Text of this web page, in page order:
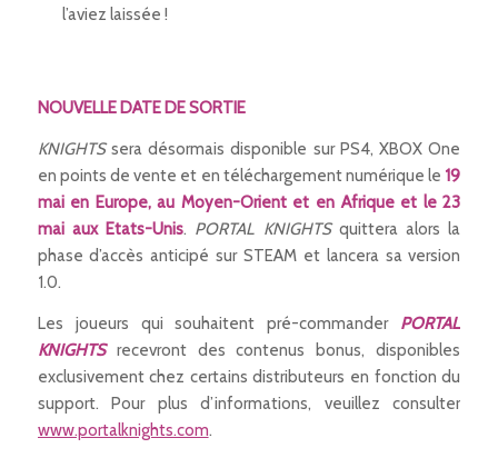
l’aviez laissée !
NOUVELLE DATE DE SORTIE
KNIGHTSsera désormais disponible sur PS4, XBOX One
en points de vente et en téléchargement numérique le 19
mai en Europe, au Moyen-Orient et en Afrique et le 23
mai aux Etats-Unis. PORTAL KNIGHTSquittera alors la
phase d’accès anticipé sur STEAM et lancera sa version
1.0.
Les joueurs qui souhaitent pré-commander PORTAL
KNIGHTSrecevront des contenus bonus, disponibles
exclusivement chez certains distributeurs en fonction du
support. Pour plus d’informations, veuillez consulter
www.portalknights.com.